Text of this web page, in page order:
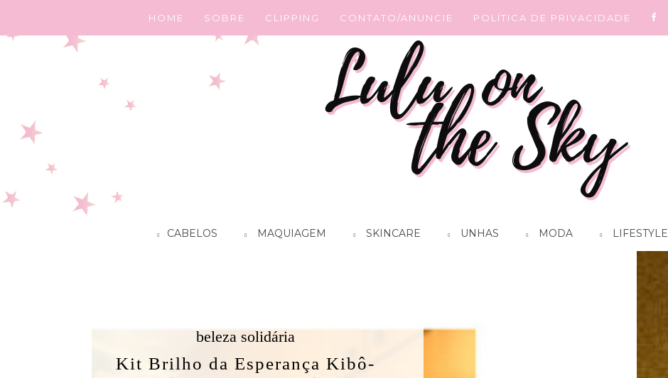
HOME SOBRE CLIPPING CONTATO/ANUNCIE POLÍTICA DE PRIVACIDADE
CABELOS MAQUIAGEM SKINCARE UNHAS MODA LIFESTYLE
Cauã Reymond
Jogada de Risco - Primeira